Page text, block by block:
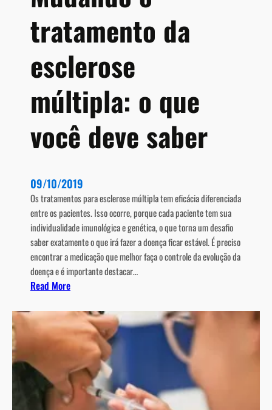
e
o
M
ú
t
i
p
a
tratamento da
esclerose
múltipla: o que
você deve saber
09/10/2019
Os tratamentos para esclerose múltipla tem eficácia diferenciada
entre os pacientes. Isso ocorre, porque cada paciente tem sua
individualidade imunológica e genética, o que torna um desafio
saber exatamente o que irá fazer a doença ficar estável. É preciso
encontrar a medicação que melhor faça o controle da evolução da
doença e é importante destacar…
Read More:
u
d
a
d
o
o